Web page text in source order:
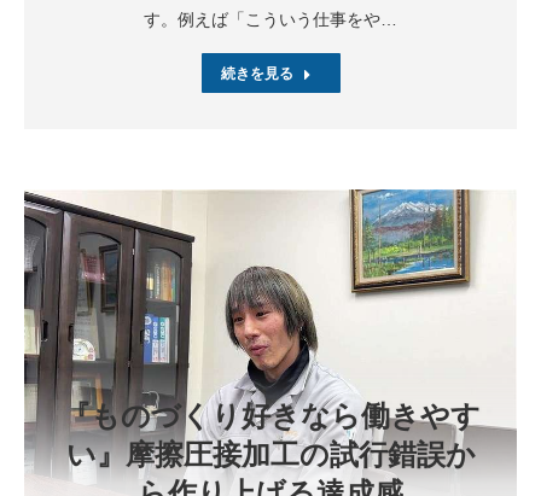
す。例えば「こういう仕事をや…
続きを見る
『ものづくり好きなら働きやす
い』摩擦圧接加工の試行錯誤か